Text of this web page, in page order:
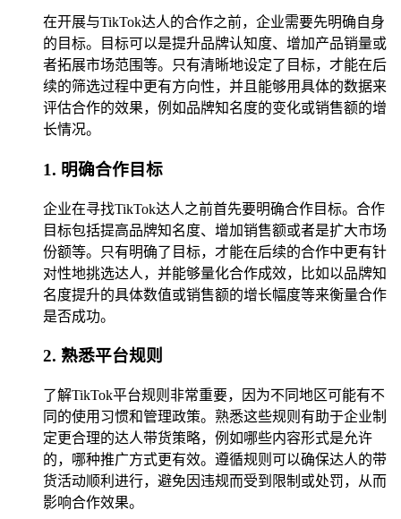
在开展与TikTok达人的合作之前，企业需要先明确自身
的目标。目标可以是提升品牌认知度、增加产品销量或
者拓展市场范围等。只有清晰地设定了目标，才能在后
续的筛选过程中更有方向性，并且能够用具体的数据来
评估合作的效果，例如品牌知名度的变化或销售额的增
长情况。
1. 明确合作目标
企业在寻找TikTok达人之前首先要明确合作目标。合作
目标包括提高品牌知名度、增加销售额或者是扩大市场
份额等。只有明确了目标，才能在后续的合作中更有针
对性地挑选达人，并能够量化合作成效，比如以品牌知
名度提升的具体数值或销售额的增长幅度等来衡量合作
是否成功。
2. 熟悉平台规则
了解TikTok平台规则非常重要，因为不同地区可能有不
同的使用习惯和管理政策。熟悉这些规则有助于企业制
定更合理的达人带货策略，例如哪些内容形式是允许
的，哪种推广方式更有效。遵循规则可以确保达人的带
货活动顺利进行，避免因违规而受到限制或处罚，从而
影响合作效果。